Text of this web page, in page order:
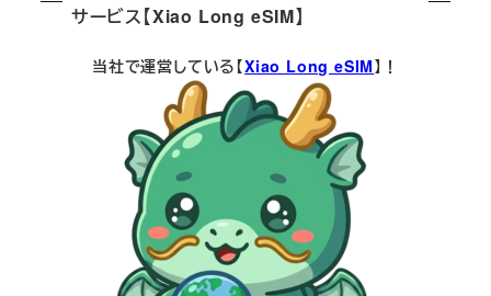
サービス【Xiao Long eSIM】
当社で運営している【Xiao Long eSIM】！